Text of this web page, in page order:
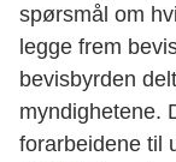
spørsmål om
legge frem
bevisbyrden
myndighetene.
forarbeidene til